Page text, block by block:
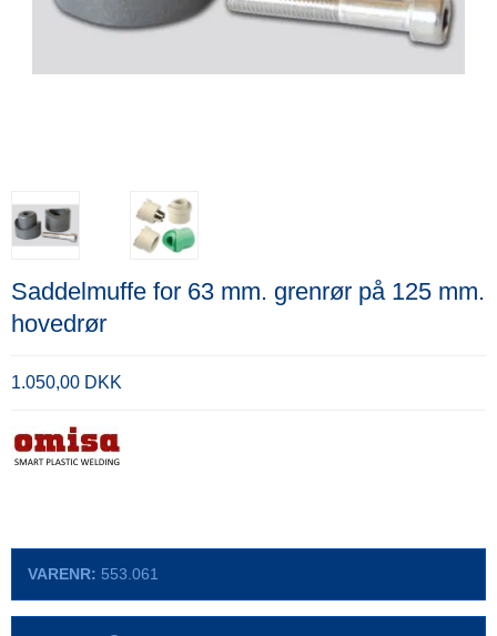
Saddelmuffe for 63 mm. grenrør på 125 mm.
hovedrør
1.050,00 DKK
VARENR: 553.061